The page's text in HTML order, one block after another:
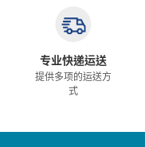
专业快递运送
提供多项的运送方
式